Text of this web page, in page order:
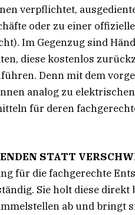
verpflichtet,
oder zu einer
Im Gegenzug sind
diese kostenlos
Denn mit dem
analog zu
für deren
STATT
für die fachgerechte
Sie holt diese direkt
ab und bringt